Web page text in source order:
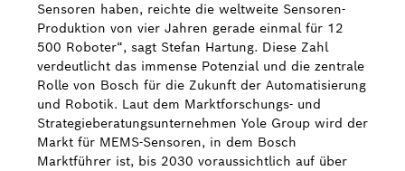
Sensoren haben, reichte die weltweite Sensoren-
Produktion von vier Jahren gerade einmal für 12
500 Roboter“, sagt Stefan Hartung. Diese Zahl
verdeutlicht das immense Potenzial und die zentrale
Rolle von Bosch für die Zukunft der Automatisierung
und Robotik. Laut dem Marktforschungs- und
Strategieberatungsunternehmen Yole Group wird der
Markt für MEMS-Sensoren, in dem Bosch
Marktführer ist, bis 2030 voraussichtlich auf über